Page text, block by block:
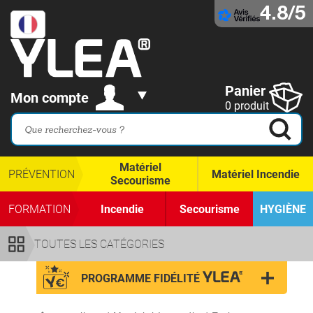
4.8/5
Mon compte Panier
0 produit
TOUTES LES CATÉGORIES
PRÉVENTION
Matériel
Secourisme
Matériel Incendie
FORMATION Incendie Secourisme HYGIÈNE
PROGRAMME FIDÉLITÉ